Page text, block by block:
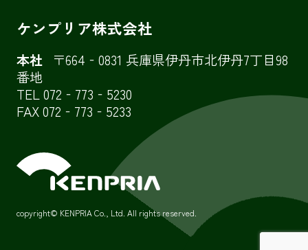
ケンプリア株式会社
本社
〒664‐0831 兵庫県伊丹市北伊丹7丁目98
番地
TEL 072‐773‐5230
FAX 072‐773‐5233
copyright© KENPRIA Co., Ltd. All rights reserved.